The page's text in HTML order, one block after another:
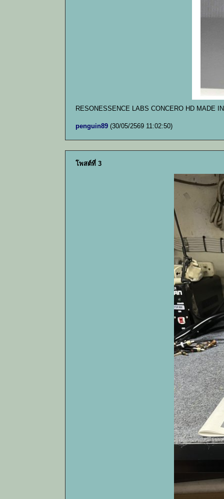
RESONESSENCE LABS CONCERO HD MADE
penguin89 (30/05/2569 11:02:50)
โพสต์ที่ 3